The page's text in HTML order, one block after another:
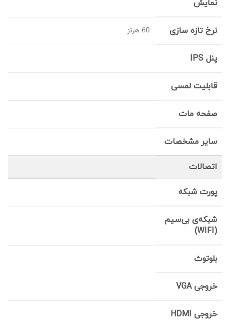
نمایش
نرخ تازه سازی 60 هرتز
پنل IPS
قابلیت لمسی
صفحه مات
سایر مشخصات
اتصالات
پورت شبکه
شبکه‌ی بی‌سیم
(WIFI)
بلوتوث
خروجی VGA
خروجی HDMI